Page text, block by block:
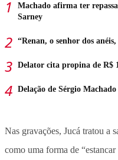
Machado afirma ter
Sarney
“Renan, o senhor dos
Delator cita propina de R$
Delação de Sérgio
Nas gravações, Jucá tratou a
como uma forma de